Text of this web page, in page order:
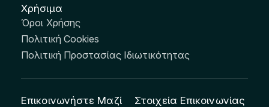
Χρήσιμα
Όροι Χρήσης
Πολιτική Cookies
Πολιτική Προστασίας Ιδιωτικότητας
Επικοινωνήστε Μαζί
Στοιχεία Επικοινωνίας